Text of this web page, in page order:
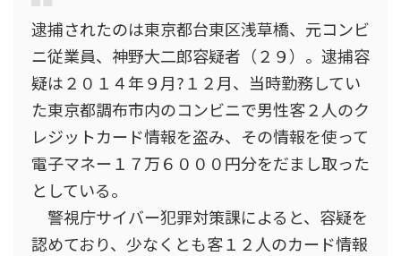
逮捕されたのは東京都台東区浅草橋、元コンビ
ニ従業員、神野大二郎容疑者（２９）。逮捕容
疑は２０１４年９月?１２月、当時勤務してい
た東京都調布市内のコンビニで男性客２人のク
レジットカード情報を盗み、その情報を使って
電子マネー１７万６０００円分をだまし取った
としている。
警視庁サイバー犯罪対策課によると、容疑を
認めており、少なくとも客１２人のカード情報